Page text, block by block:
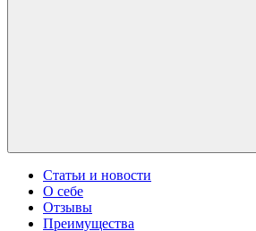
Статьи и новости
О себе
Отзывы
Преимущества